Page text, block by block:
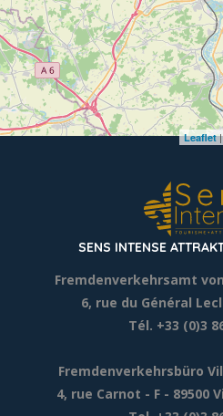
Leaflet
SENS INTENSE
Fremdenverkehrsamt
6, rue du Général
Tél. +33 (0)3
Fremdenverkehrsbüro
4, rue Carnot - F - 89500